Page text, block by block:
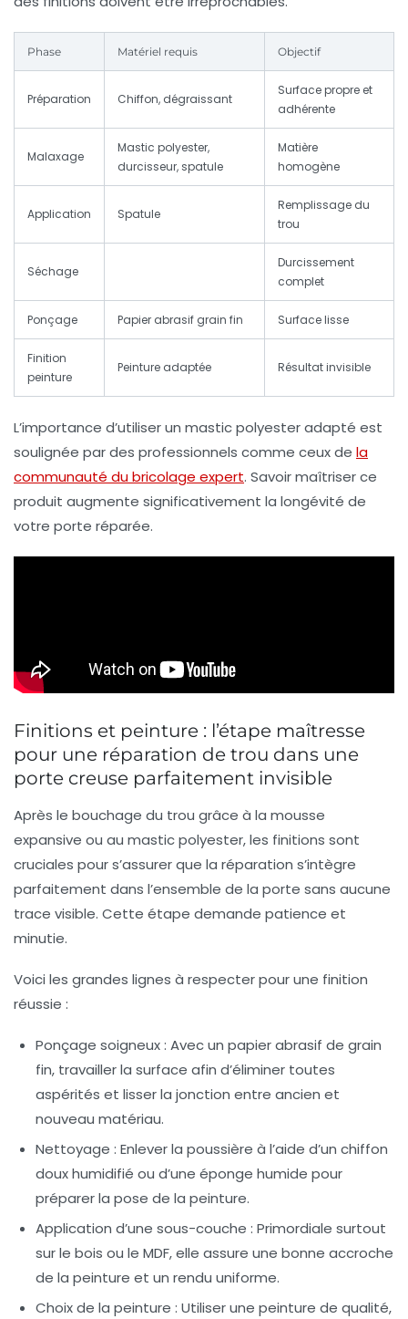
Phase Matériel requis Objectif
Préparation Chiffon, dégraissant
Surface propre et
adhérente
Malaxage
Mastic polyester,
durcisseur, spatule
Matière
homogène
Application Spatule
Remplissage du
trou
Séchage
Durcissement
complet
Ponçage Papier abrasif grain fin Surface lisse
Finition
peinture
Peinture adaptée Résultat invisible
L’importance d’utiliser un mastic polyester adapté est
soulignée par des professionnels comme ceux de la
communauté du bricolage expert. Savoir maîtriser ce
produit augmente significativement la longévité de
votre porte réparée.
Finitions et peinture : l’étape maîtresse
pour une réparation de trou dans une
porte creuse parfaitement invisible
Après le bouchage du trou grâce à la mousse
expansive ou au mastic polyester, les finitions sont
cruciales pour s’assurer que la réparation s’intègre
parfaitement dans l’ensemble de la porte sans aucune
trace visible. Cette étape demande patience et
minutie.
Voici les grandes lignes à respecter pour une finition
réussie :
Ponçage soigneux : Avec un papier abrasif de grain
fin, travailler la surface afin d’éliminer toutes
aspérités et lisser la jonction entre ancien et
nouveau matériau.
Nettoyage : Enlever la poussière à l’aide d’un chiffon
doux humidifié ou d’une éponge humide pour
préparer la pose de la peinture.
Application d’une sous-couche : Primordiale surtout
sur le bois ou le MDF, elle assure une bonne accroche
de la peinture et un rendu uniforme.
Choix de la peinture : Utiliser une peinture de qualité,